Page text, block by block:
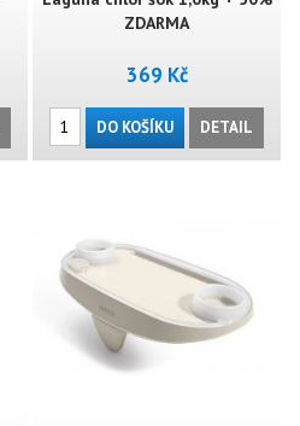
ZDARMA
369 Kč
DO KOŠÍKU DETAIL